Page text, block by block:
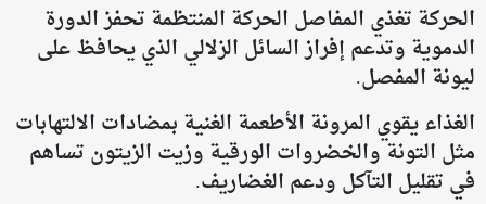
الحركة تغذي المفاصل الحركة المنتظمة تحفز الدورة
الدموية وتدعم إفراز السائل الزلالي الذي يحافظ على
ليونة المفصل.
الغذاء يقوي المرونة الأطعمة الغنية بمضادات الالتهابات
مثل التونة والخضروات الورقية وزيت الزيتون تساهم
في تقليل التآكل ودعم الغضاريف.